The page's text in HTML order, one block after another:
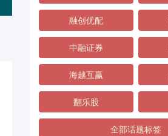
融创优配
中融证券
海越互赢
翻乐股
全部话题标签